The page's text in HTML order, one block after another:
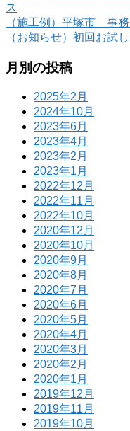
ス
（施工例）平塚市 事
（お知らせ）初回お試
月別の投稿
2025年2月
2024年10月
2023年6月
2023年4月
2023年2月
2023年1月
2022年12月
2022年11月
2022年10月
2020年12月
2020年10月
2020年9月
2020年8月
2020年7月
2020年6月
2020年5月
2020年4月
2020年3月
2020年2月
2020年1月
2019年12月
2019年11月
2019年10月